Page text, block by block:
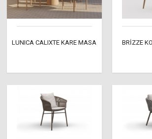
LUNICA CALIXTE KARE MASA BRİZZE